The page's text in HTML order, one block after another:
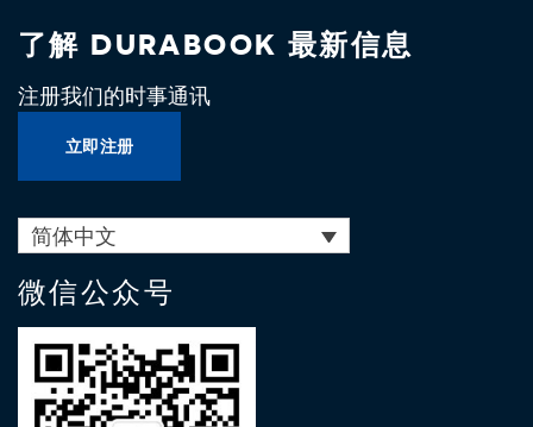
了解 DURABOOK 最新信息
注册我们的时事通讯
立即注册
简体中文
微信公众号